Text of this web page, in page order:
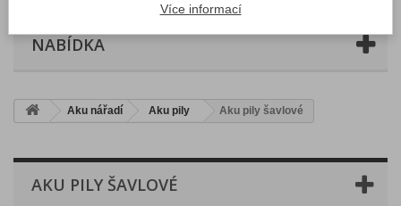
NABÍDKA
Aku nářadí Aku pily Aku pily šavlové
AKU PILY ŠAVLOVÉ
Více informací